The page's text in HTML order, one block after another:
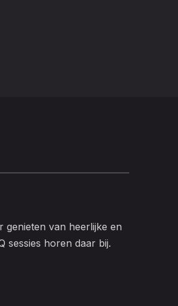
genieten van heerlijke en
sessies horen daar bij.